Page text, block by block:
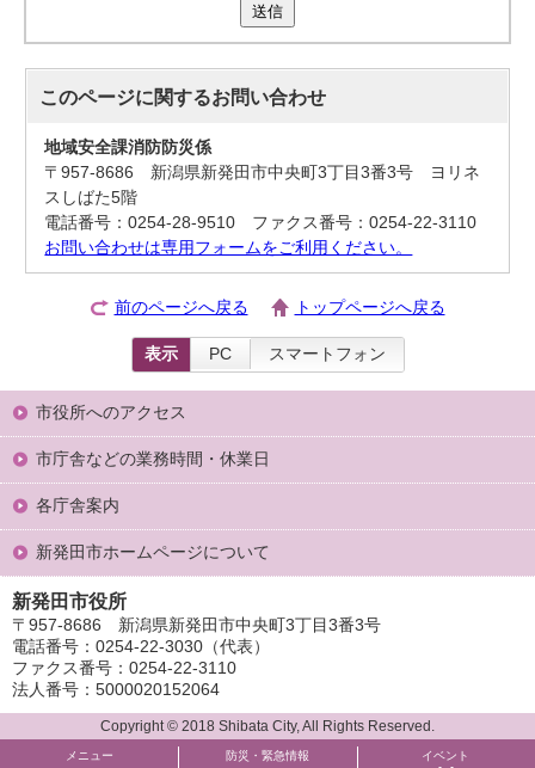
送信
このページに関するお問い合わせ
地域安全課消防防災係
〒957-8686 新潟県新発田市中央町3丁目3番3号 ヨリネ
スしばた5階
電話番号：0254-28-9510 ファクス番号：0254-22-3110
お問い合わせは専用フォームをご利用ください。
前のページへ戻る トップページへ戻る
表示 PC スマートフォン
メニュー 防災・緊急情報 イベント
市役所へのアクセス
市庁舎などの業務時間・休業日
各庁舎案内
新発田市ホームページについて
新発田市役所
〒957-8686 新潟県新発田市中央町3丁目3番3号
電話番号：0254-22-3030（代表）
ファクス番号：0254-22-3110
法人番号：5000020152064
Copyright © 2018 Shibata City, All Rights Reserved.